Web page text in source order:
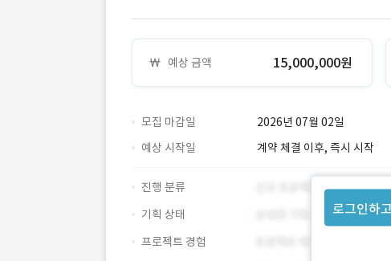
예상 금액 15,000,000원
모집 마감일 2026년 07월 02일
로그인하
예상 시작일 계약 체결 이후, 즉시 시작
진행 분류
기획 상태
프로젝트 경험